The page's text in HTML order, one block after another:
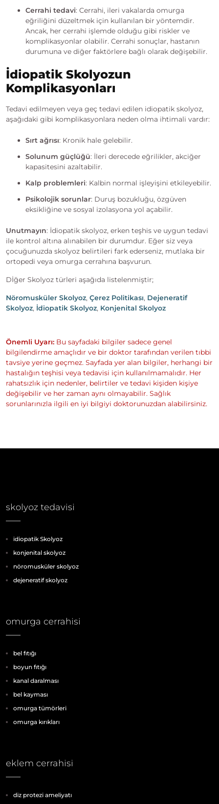
Cerrahi tedavi: Cerrahi, ileri vakalarda omurga
eğriliğini düzeltmek için kullanılan bir yöntemdir.
Ancak, her cerrahi işlemde olduğu gibi riskler ve
komplikasyonlar olabilir. Cerrahi sonuçlar, hastanın
durumuna ve diğer faktörlere bağlı olarak değişebilir.
İdiopatik Skolyozun
Komplikasyonları
Tedavi edilmeyen veya geç tedavi edilen idiopatik skolyoz,
aşağıdaki gibi komplikasyonlara neden olma ihtimali vardır:
Sırt ağrısı: Kronik hale gelebilir.
Solunum güçlüğü: İleri derecede eğrilikler, akciğer
kapasitesini azaltabilir.
Kalp problemleri: Kalbin normal işleyişini etkileyebilir.
Psikolojik sorunlar: Duruş bozukluğu, özgüven
eksikliğine ve sosyal izolasyona yol açabilir.
Unutmayın: İdiopatik skolyoz, erken teşhis ve uygun tedavi
ile kontrol altına alınabilen bir durumdur. Eğer siz veya
çocuğunuzda skolyoz belirtileri fark ederseniz, mutlaka bir
ortopedi veya omurga cerrahına başvurun.
Dİğer Skolyoz türleri aşağıda listelenmiştir;
Nöromusküler Skolyoz, Çerez Politikası, Dejeneratif
Skolyoz, İdiopatik Skolyoz, Konjenital Skolyoz
Önemli Uyarı: Bu sayfadaki bilgiler sadece genel
bilgilendirme amaçlıdır ve bir doktor tarafından verilen tıbbi
tavsiye yerine geçmez. Sayfada yer alan bilgiler, herhangi bir
hastalığın teşhisi veya tedavisi için kullanılmamalıdır. Her
rahatsızlık için nedenler, belirtiler ve tedavi kişiden kişiye
değişebilir ve her zaman aynı olmayabilir. Sağlık
sorunlarınızla ilgili en iyi bilgiyi doktorunuzdan alabilirsiniz.
skolyoz tedavisi
idiopatik Skolyoz
konjenital skolyoz
nöromusküler skolyoz
dejeneratif skolyoz
omurga cerrahisi
bel fıtığı
boyun fıtığı
kanal daralması
bel kayması
omurga tümörleri
omurga kırıkları
eklem cerrahisi
diz protezi ameliyatı